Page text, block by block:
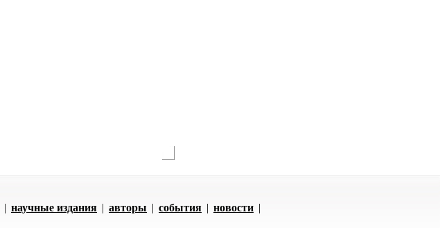
| научные издания | авторы | события | новости |